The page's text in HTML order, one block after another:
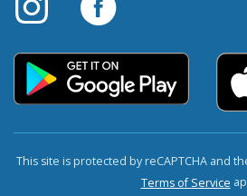
This site is protected by reCAPTCHA and
Terms of Service